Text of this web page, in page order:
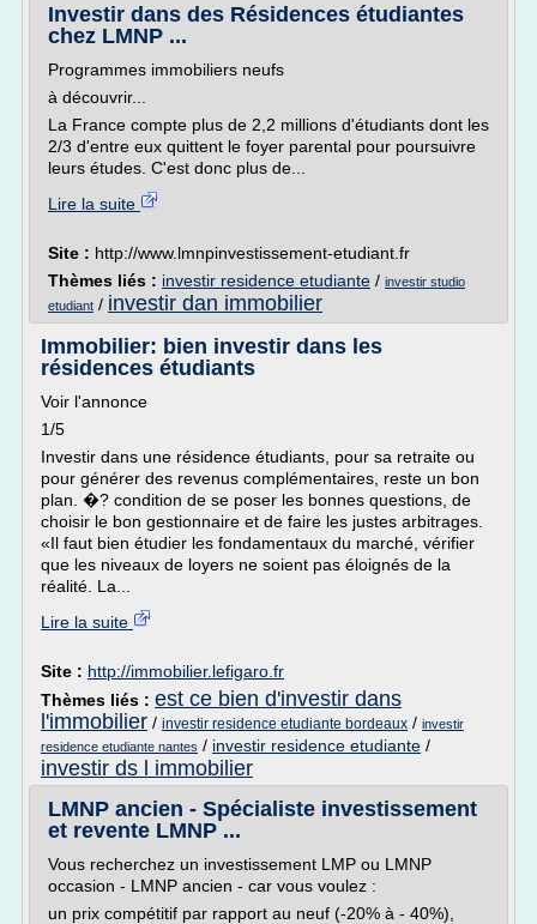
Investir dans des Résidences étudiantes
chez LMNP ...
Programmes immobiliers neufs
à découvrir...
La France compte plus de 2,2 millions d'étudiants dont les
2/3 d'entre eux quittent le foyer parental pour poursuivre
leurs études. C'est donc plus de...
Lire la suite
Site : http://www.lmnpinvestissement-etudiant.fr
Thèmes liés : investir residence etudiante / investir studio
etudiant / investir dan immobilier
Immobilier: bien investir dans les
résidences étudiants
Voir l'annonce
1/5
Investir dans une résidence étudiants, pour sa retraite ou
pour générer des revenus complémentaires, reste un bon
plan. �? condition de se poser les bonnes questions, de
choisir le bon gestionnaire et de faire les justes arbitrages.
«Il faut bien étudier les fondamentaux du marché, vérifier
que les niveaux de loyers ne soient pas éloignés de la
réalité. La...
Lire la suite
Site : http://immobilier.lefigaro.fr
Thèmes liés : est ce bien d'investir dans
l'immobilier / investir residence etudiante bordeaux / investir
residence etudiante nantes / investir residence etudiante /
investir ds l immobilier
LMNP ancien - Spécialiste investissement
et revente LMNP ...
Vous recherchez un investissement LMP ou LMNP
occasion - LMNP ancien - car vous voulez :
un prix compétitif par rapport au neuf (-20% à - 40%),